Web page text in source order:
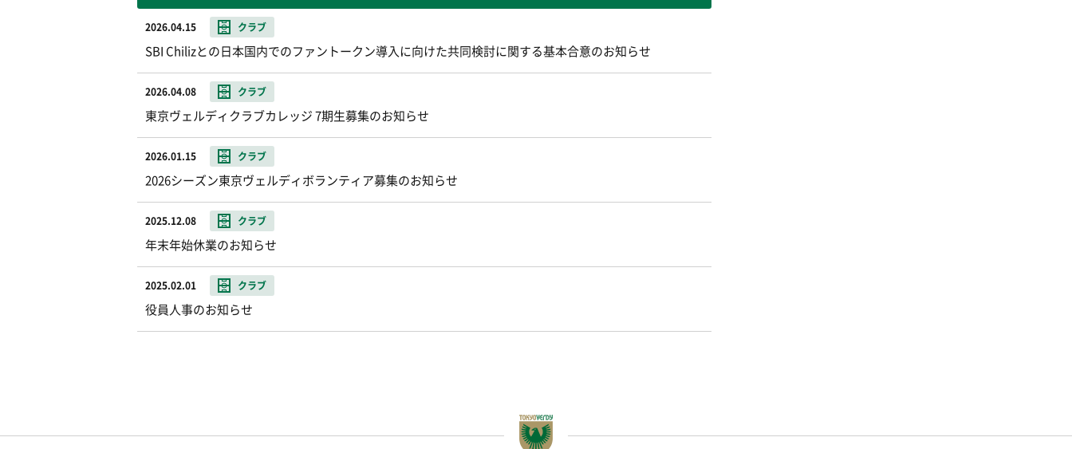
2026.04.15 クラブ
SBI Chilizとの日本国内でのファントークン導入に向けた共同検討に関する基本合意のお知らせ
2026.04.08 クラブ
東京ヴェルディクラブカレッジ 7期生募集のお知らせ
2026.01.15 クラブ
2026シーズン東京ヴェルディボランティア募集のお知らせ
2025.12.08 クラブ
年末年始休業のお知らせ
2025.02.01 クラブ
役員人事のお知らせ